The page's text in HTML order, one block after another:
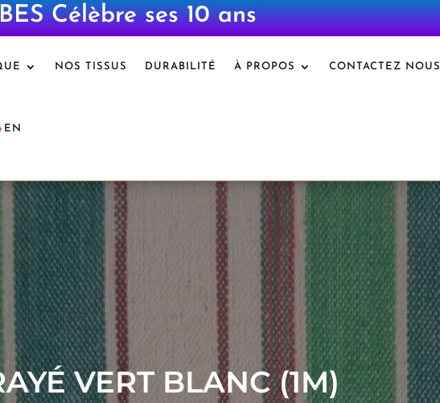
Célèbre ses 10 ans|
NOS TISSUS DURABILITÉ À PROPOS CONTACTEZ NOUS
EN
VERT BLANC (1M)